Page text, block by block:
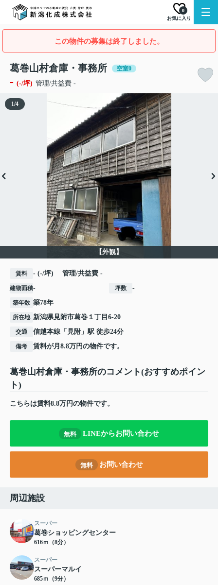
お気に入り
0
この物件の募集は終了しました。
葛巻山村倉庫・事務所 空室0
- (-/坪) 管理/共益費 -
【外観】
1/4
賃料 - (-/坪) 管理/共益費 -
建物面積- 坪数 -
築年数 築78年
所在地 新潟県見附市葛巻 １丁目6-20
交通 信越本線 「 見附 」駅 徒歩24分
備考 賃料が月8.8万円の物件です。
葛巻山村倉庫・事務所のコメント(おすすめポイン
ト)
こちらは賃料8.8万円の物件です。
無料 LINEからお問い合わせ
無料 お問い合わせ
周辺施設
スーパー
葛巻ショッピングセンター
616ｍ（8分）
スーパー
スーパーマルイ
685ｍ（9分）